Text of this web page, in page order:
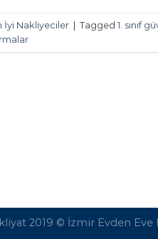
İyi Nakliyeciler | Tagged 1. sınıf
2019 © İzmir Evden Eve